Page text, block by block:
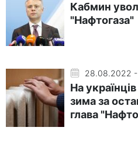
Кабмин
"Нафтогаза"
28.08.2022 -
На
зима за
глава